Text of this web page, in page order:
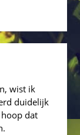
wist ik
duidelijk
dat